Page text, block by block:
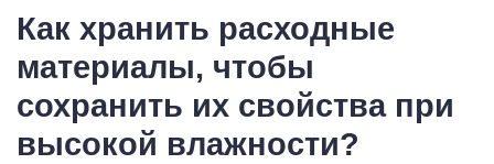
Как хранить расходные
материалы, чтобы
сохранить их свойства при
высокой влажности?